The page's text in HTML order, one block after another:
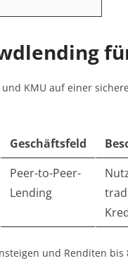
KMU auf einer
Geschäftsfeld
Peer-to-Peer-
Lending
und Renditen